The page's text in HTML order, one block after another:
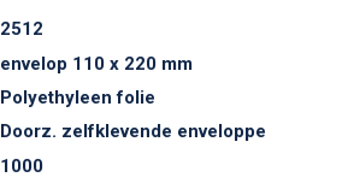
2512
envelop 110 x 220 mm
Polyethyleen folie
Doorz. zelfklevende enveloppe
1000